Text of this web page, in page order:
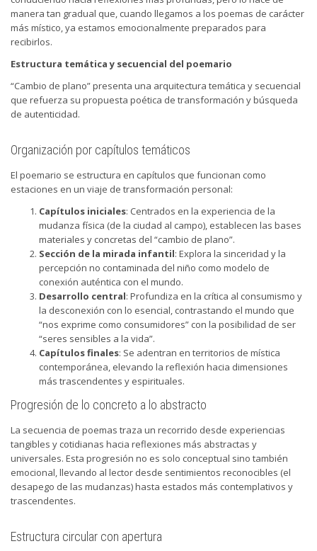
manera tan gradual que, cuando llegamos a los poemas de carácter
más místico, ya estamos emocionalmente preparados para
recibirlos.
Estructura temática y secuencial del poemario
“Cambio de plano” presenta una arquitectura temática y secuencial
que refuerza su propuesta poética de transformación y búsqueda
de autenticidad.
Organización por capítulos temáticos
El poemario se estructura en capítulos que funcionan como
estaciones en un viaje de transformación personal:
Capítulos iniciales: Centrados en la experiencia de la
mudanza física (de la ciudad al campo), establecen las bases
materiales y concretas del “cambio de plano”.
Sección de la mirada infantil: Explora la sinceridad y la
percepción no contaminada del niño como modelo de
conexión auténtica con el mundo.
Desarrollo central: Profundiza en la crítica al consumismo y
la desconexión con lo esencial, contrastando el mundo que
“nos exprime como consumidores” con la posibilidad de ser
“seres sensibles a la vida”.
Capítulos finales: Se adentran en territorios de mística
contemporánea, elevando la reflexión hacia dimensiones
más trascendentes y espirituales.
Progresión de lo concreto a lo abstracto
La secuencia de poemas traza un recorrido desde experiencias
tangibles y cotidianas hacia reflexiones más abstractas y
universales. Esta progresión no es solo conceptual sino también
emocional, llevando al lector desde sentimientos reconocibles (el
desapego de las mudanzas) hasta estados más contemplativos y
trascendentes.
Estructura circular con apertura